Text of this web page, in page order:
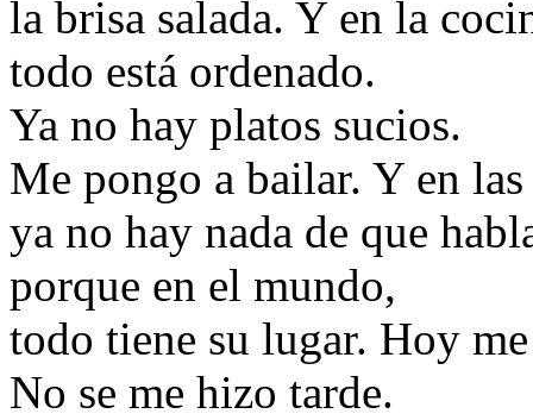
la brisa salada. Y en la
todo está ordenado.
Ya no hay platos sucios.
Me pongo a bailar. Y en
ya no hay nada de que
porque en el mundo,
todo tiene su lugar. Hoy
No se me hizo tarde.